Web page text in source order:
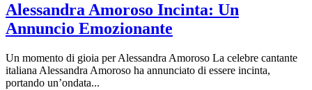
Alessandra Amoroso Incinta: Un
Annuncio Emozionante
Un momento di gioia per Alessandra Amoroso La celebre cantante
italiana Alessandra Amoroso ha annunciato di essere incinta,
portando un’ondata...